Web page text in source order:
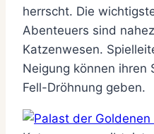
herrscht. Die
Abenteuers sind
Katzenwesen.
Neigung können ihren
Fell-Dröhnung geben.